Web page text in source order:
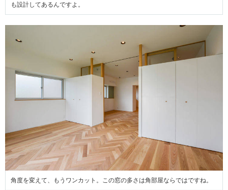
も設計してあるんですよ。
角度を変えて、もうワンカット。この窓の多さは角部屋ならではですね。